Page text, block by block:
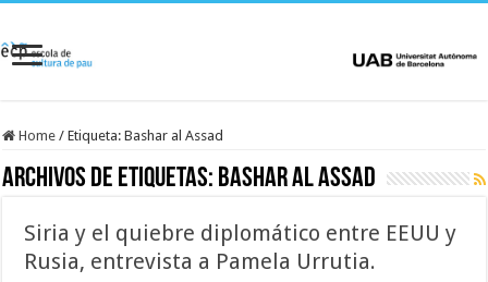
Home / Etiqueta:Bashar al Assad
Archivos de etiquetas: Bashar al Assad
Siria y el quiebre diplomático entre EEUU y
Rusia, entrevista a Pamela Urrutia.